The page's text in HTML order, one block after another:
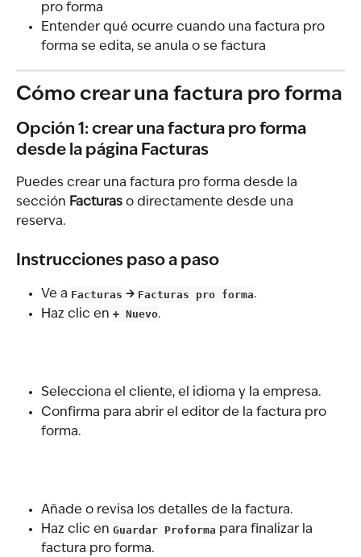
pro forma
Entender qué ocurre cuando una factura pro
forma se edita, se anula o se factura
Cómo crear una factura pro forma
Opción 1: crear una factura pro forma
desde la página Facturas
Puedes crear una factura pro forma desde la
sección Facturas o directamente desde una
reserva.
Instrucciones paso a paso
Ve a Facturas → Facturas pro forma.
Haz clic en + Nuevo.
Selecciona el cliente, el idioma y la empresa.
Confirma para abrir el editor de la factura pro
forma.
Añade o revisa los detalles de la factura.
Haz clic en Guardar Proforma para finalizar la
factura pro forma.